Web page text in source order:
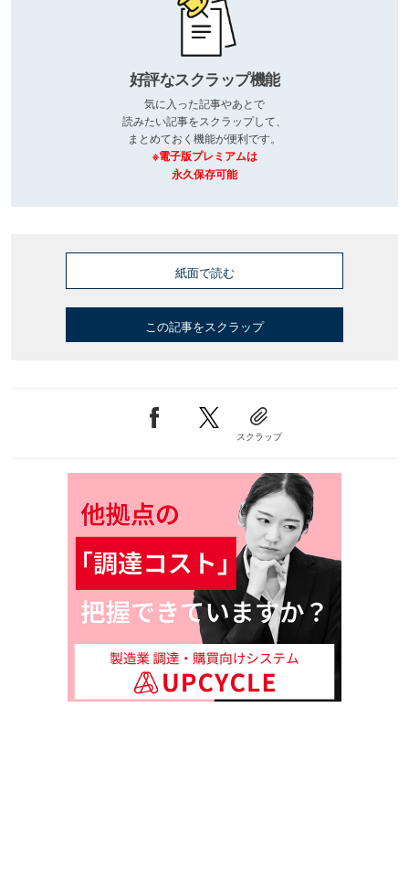
好評なスクラップ機能
気に入った記事やあとで
読みたい記事をスクラップして、
まとめておく機能が便利です。
※電子版プレミアムは
永久保存可能
紙面で読む
この記事をスクラップ
スクラップ